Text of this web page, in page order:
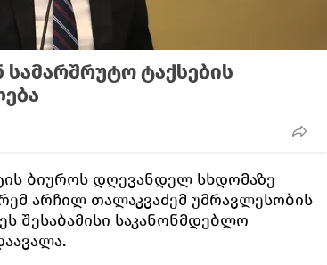
სამარშრუტო ტაქსების
ბიუროს დღევანდელ სხდომაზე
არჩილ თალაკვაძემ უმრავლესობის
შესაბამისი საკანონმდებლო